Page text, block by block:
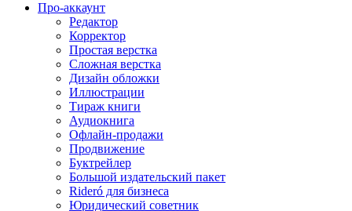
Про-аккаунт
Редактор
Корректор
Простая верстка
Сложная верстка
Дизайн обложки
Иллюстрации
Тираж книги
Аудиокнига
Офлайн-продажи
Продвижение
Буктрейлер
Большой издательский пакет
Rideró для бизнеса
Юридический советник